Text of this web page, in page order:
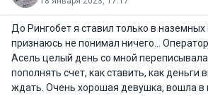
До Рингобет я ставил только в наземных
признаюсь не понимал ничего…
Асель целый день со мной
пополнять счет, как ставить, как деньги
ждать. Очень хорошая девушка, вошла в